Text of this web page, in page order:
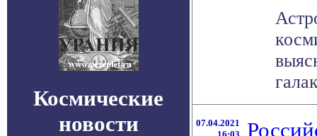
Космические
новости
07.04.2021